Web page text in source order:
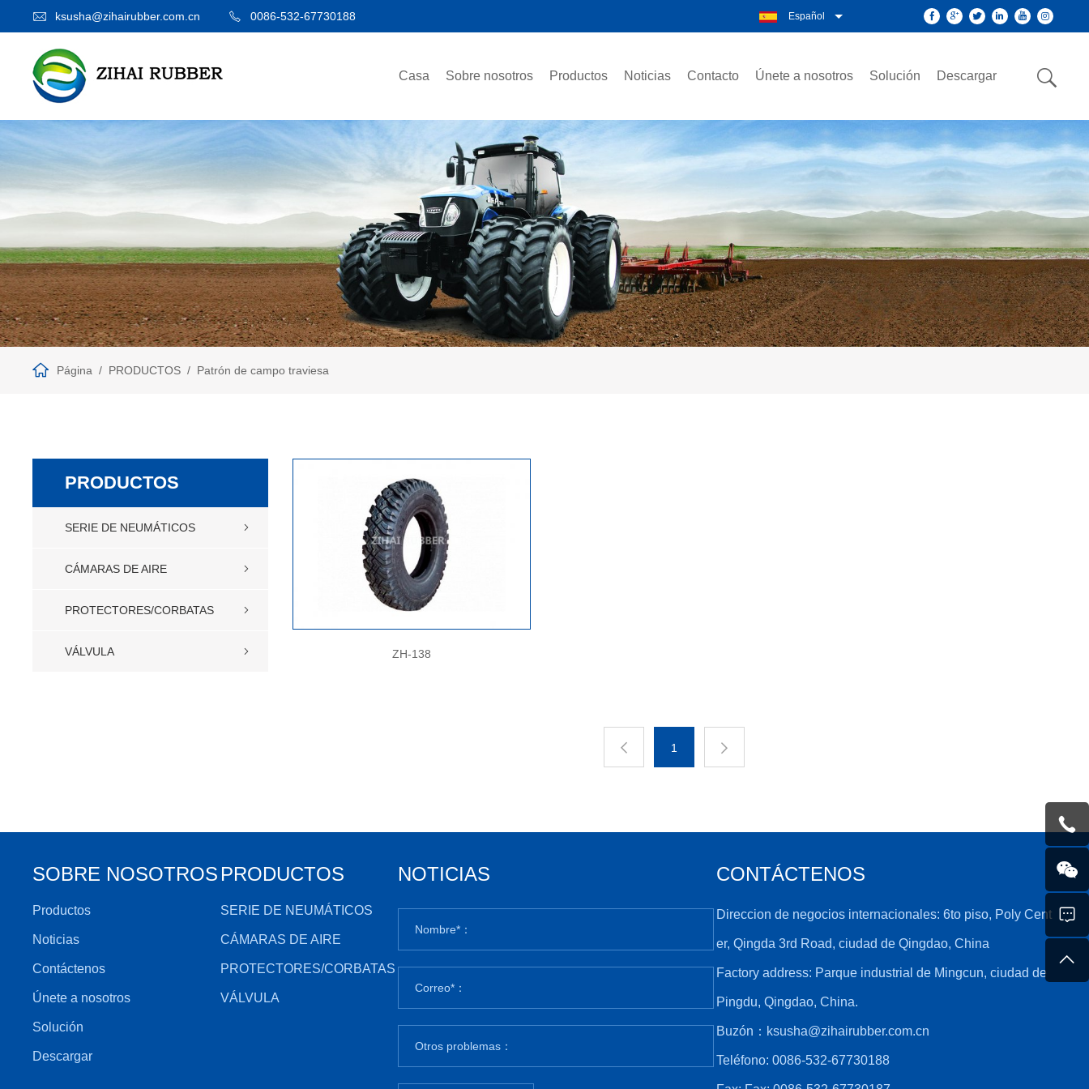
ksusha@zihairubber.com.cn 0086-532-67730188 Español
Casa Sobre nosotros Productos Noticias Contacto Únete a nosotros Solución Descargar
Página PRODUCTOS Patrón de campo traviesa
PRODUCTOS
SERIE DE NEUMÁTICOS
CÁMARAS DE AIRE
PROTECTORES/CORBATAS
VÁLVULA ZH-138
1
SOBRE NOSOTROS
Productos
Noticias
Contáctenos
Únete a nosotros
Solución
Descargar
PRODUCTOS
SERIE DE NEUMÁTICOS
CÁMARAS DE AIRE
PROTECTORES/CORBATAS
VÁLVULA
NOTICIAS CONTÁCTENOS
Direccion de negocios internacionales: 6to piso, Poly Cent
er, Qingda 3rd Road, ciudad de Qingdao, China
Factory address: Parque industrial de Mingcun, ciudad de
Pingdu, Qingdao, China.
Buzón： ksusha@zihairubber.com.cn
Teléfono: 0086-532-67730188